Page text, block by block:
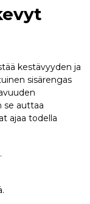
kestävyyden ja
sisärengas
se auttaa
ajaa todella